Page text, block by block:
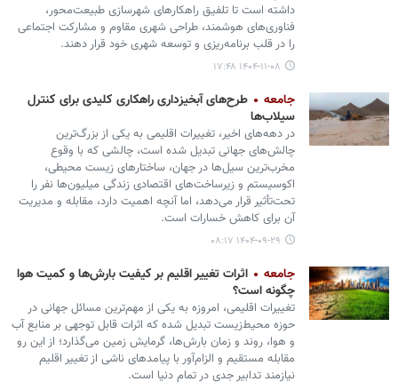
داشته است تا تلفیق راهکارهای شهرسازی طبیعت‌محور،
فناوری‌های هوشمند، طراحی شهری مقاوم و مشارکت اجتماعی
را در قلب برنامه‌ریزی و توسعه شهری خود قرار دهند.
۱۴۰۴-۱۱-۰۸ ۱۷:۴۸
جامعه
طرح‌های آبخیزداری راهکاری کلیدی برای کنترل
سیلاب‌ها
در دهه‌های اخیر، تغییرات اقلیمی به یکی از بزرگ‌ترین
چالش‌های جهانی تبدیل شده است، چالشی که با وقوع
مخرب‌ترین سیل‌ها در جهان، ساختارهای زیست محیطی،
اکوسیستم و زیرساخت‌های اقتصادی زندگی میلیون‌ها نفر را
تحت‌تأثیر قرار می‌دهد، اما آنچه اهمیت دارد، مقابله و مدیریت
آن برای کاهش خسارات است.
۱۴۰۴-۰۹-۲۹ ۰۸:۱۷
جامعه
اثرات تغییر اقلیم بر کیفیت بارش‌ها و کمیت هوا
چگونه است؟
تغییرات اقلیمی، امروزه به یکی از مهم‌ترین مسائل جهانی در
حوزه محیط‌زیست تبدیل شده که اثرات قابل توجهی بر منابع آب
و هوا، روند و زمان بارش‌ها، گرمایش زمین می‌گذارد؛ از این رو
مقابله مستقیم و الزام‌آور با پیامدهای ناشی از تغییر اقلیم
نیازمند تدابیر جدی در تمام دنیا است.